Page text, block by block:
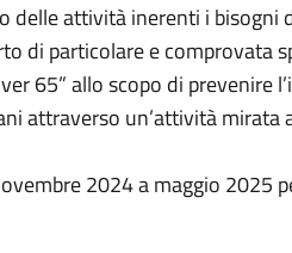
delle attività inerenti i bisogni
di particolare e comprovata
65” allo scopo di prevenire
attraverso un’attività mirata
2024 a maggio 2025